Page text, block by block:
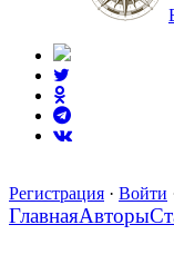
Регистрация · Войти
ГлавнаяАвторы